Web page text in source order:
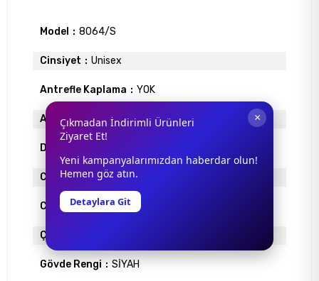
Model 8064/S
Cinsiyet Unisex
Antrefle Kaplama YOK
Ayna YOK
Degrade
Cam Materyali ORGANİK
Cam Rengi SİYAH
Çerçeve Materyali
Gövde Rengi SİYAH
×
Çıkmadan İndirimli Ürünleri
Ziyaret Et!
Yeni kampanyalarımızdan haberdar olun!
Hemen göz atın.
Detaylara Git